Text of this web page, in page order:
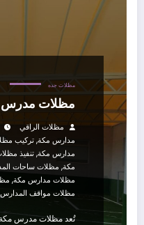
مظلات جده
مظلات
مظلات الراقي
مدارس مكة, تركيب
مدارس مكة, تنفيذ
مكة, مظلات ساحات
مظلات مدارس مكة,
مظلات مواقف
تُعد مظلات مدرس مكة